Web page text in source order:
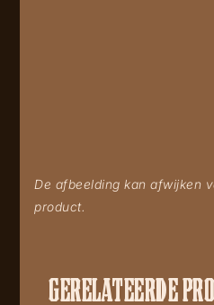
De afbeelding kan afwijken
product.
GERELATEERDE